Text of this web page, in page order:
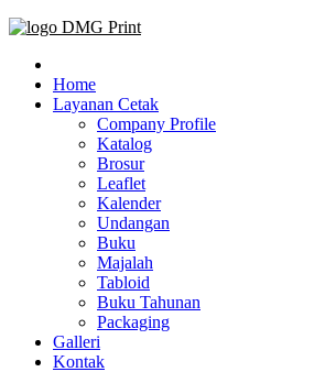
Jasa Cetak Online DMG Printing
Home
Layanan Cetak
Company Profile
Katalog
Brosur
Leaflet
Kalender
Undangan
Buku
Majalah
Tabloid
Buku Tahunan
Packaging
Galleri
Kontak